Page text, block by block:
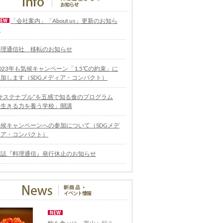
「会社案内」「About us」更新のお知ら
通信社 移転のお知らせ
年も気候キャンペーン「1.5℃の約束」に
します（SDGメディア・コンパクト）
ステナブル”を五感で知る食のプログラム
きる力を養う学校」開講
キャンペーンへの参加について（SDGメデ
・コンパクト）
『料理通信』発行休止のお知らせ